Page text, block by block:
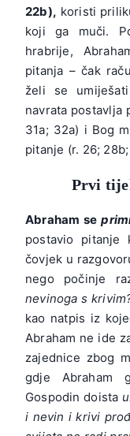
22b), koristi
koji ga muči.
hrabrije,
pitanja – čak
želi se
navrata postavlja
31a; 32a) i Bog
pitanje (r. 26;
Prvi
Abraham se
postavio
čovjek u
nego počinje
nevinogas
kao natpis iz
Abraham ne ide
zajednice zbog
gdje Abraham
Gospodin doista
i nevin i krivi